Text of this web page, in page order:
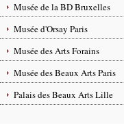
Musée de la BD Bruxelles
Musée d'Orsay Paris
Musée des Arts Forains
Musée des Beaux Arts Paris
Palais des Beaux Arts Lille